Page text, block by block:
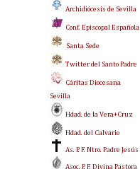
Archidiócesis de Sevilla
Conf. Episcopal Española
Santa Sede
Twitter del Santo Padre
Cáritas Diocesana
Sevilla
Hdad. de la Vera+Cruz
Hdad. del Calvario
As. P. F. Ntro. Padre Jesús
Asoc. P. F. Divina Pastora